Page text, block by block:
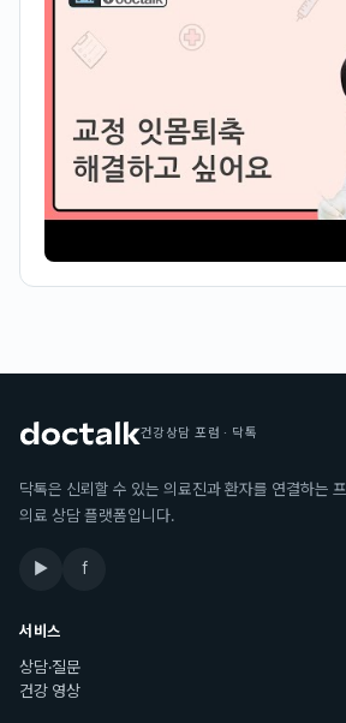
건강상담 포럼 · 닥톡
닥톡은 신뢰할 수 있는 의료진과 환자를 연결하는
의료 상담 플랫폼입니다.
▶ f
서비스
상담·질문
건강 영상